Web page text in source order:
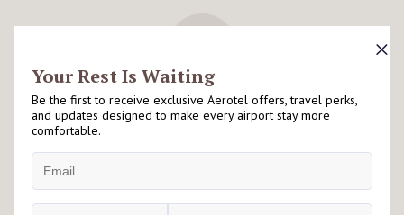
毗邻机场
遨途坐落于机场客运大楼禁区内外，适合因出入境或转机
旅客停留享用，详情请查看有关酒店落地页以了解更多资
讯。